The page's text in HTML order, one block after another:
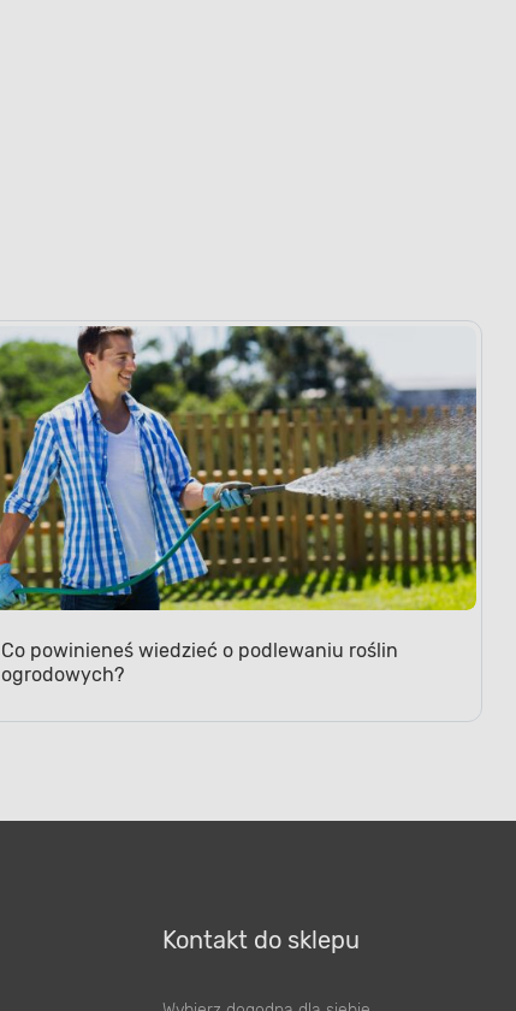
Co powinieneś wiedzieć o podlewaniu roślin
ogrodowych?
Kontakt do sklepu